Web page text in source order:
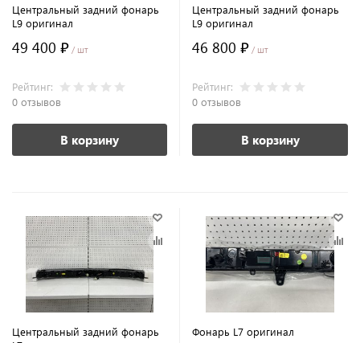
Центральный задний фонарь
L9 оригинал
49 400 ₽ / шт
Рейтинг:
0 отзывов
В корзину
Центральный задний фонарь
L9 оригинал
46 800 ₽ / шт
Рейтинг:
0 отзывов
В корзину
Центральный задний фонарь
Фонарь L7 оригинал